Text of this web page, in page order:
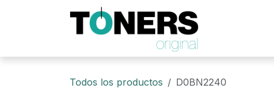
Todos los productos D0BN2240